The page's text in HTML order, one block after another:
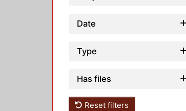
Date
Type
Has files
Reset filters